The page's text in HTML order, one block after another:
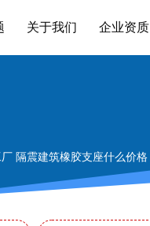
关于我们 企业资质
隔震建筑橡胶支座什么价格